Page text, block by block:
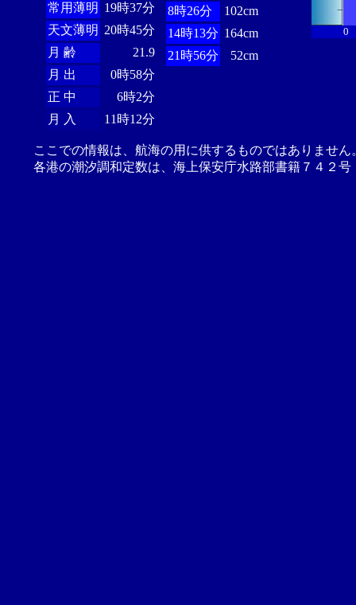
常用薄明 19時37分
天文薄明 20時45分
月 齢
21.9
月 出
0時58分
正 中
6時2分
月 入
11時12分
8時26分
102cm
14時13分 164cm
21時56分
52cm
0
ここでの情報は、航海の用に供するものではありませ
各港の潮汐調和定数は、海上保安庁水路部書籍７４２